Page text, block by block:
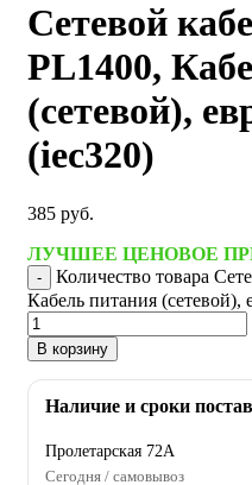
Сетевой
PL1400,
(сетевой),
(iec320)
385 руб.
ЛУЧШЕЕ ЦЕНОВОЕ
Количество товара
Кабель питания (сетевой),
В корзину
Наличие и сроки
Пролетарская 72А
Сегодня / самовывоз